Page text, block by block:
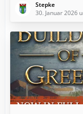
Stepke
30. Januar 2026